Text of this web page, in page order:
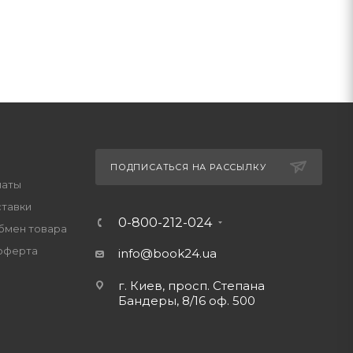
товара
ПОДПИСАТЬСЯ НА РАССЫЛКУ
0-800-212-024
info@book24.ua
г. Киев, просп. Степана
Бандеры, 8/16 оф. 500